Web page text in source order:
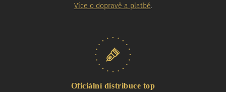
Více o dopravě a platbě.
Oficiální distribuce top